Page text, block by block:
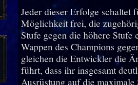
Jeder dieser Erfolge schaltet
Möglichkeit frei, die
Stufe gegen die höhere
Wappen des Champions
gleichen die Entwickler die
führt, dass ihr insgesamt
Ausrüstung auf die